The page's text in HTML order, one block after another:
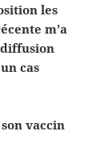
les
m’a
cas
vaccin